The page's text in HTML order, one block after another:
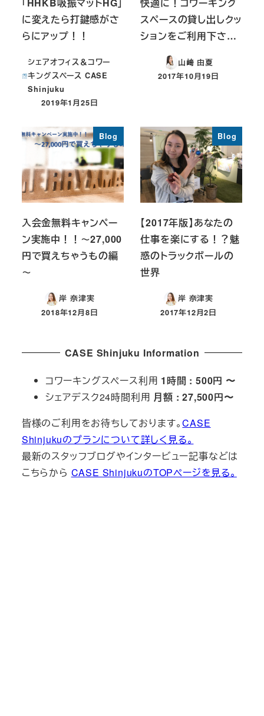
に変えたら打鍵感がさ
らにアップ！！
シェアオフィス＆コワー
キングスペース CASE
Shinjuku
投稿日
2019年1月25日
スペースの貸し出しクッ
ションをご利用下さ…
山﨑 由夏
投稿日
2017年10月19日
Blog
入会金無料キャンペー
ン実施中！！～27,000
円で買えちゃうもの編
～
岸 奈津実
投稿日
2018年12月8日
Blog
【2017年版】あなたの
仕事を楽にする！？魅
惑のトラックボールの
世界
岸 奈津実
投稿日
2017年12月2日
CASE Shinjuku Information
コワーキングスペース利用 1時間 : 500円 〜
シェアデスク24時間利用 月額 : 27,500円〜
皆様のご利用をお待ちしております。CASE
Shinjukuのプランについて詳しく見る。
最新のスタッフブログやインタービュー記事などは
こちらから CASE ShinjukuのTOPページを見る。